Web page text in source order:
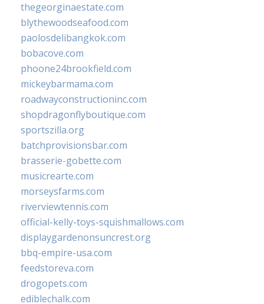
thegeorginaestate.com
blythewoodseafood.com
paolosdelibangkok.com
bobacove.com
phoone24brookfield.com
mickeybarmama.com
roadwayconstructioninc.com
shopdragonflyboutique.com
sportszilla.org
batchprovisionsbar.com
brasserie-gobette.com
musicrearte.com
morseysfarms.com
riverviewtennis.com
official-kelly-toys-squishmallows.com
displaygardenonsuncrest.org
bbq-empire-usa.com
feedstoreva.com
drogopets.com
ediblechalk.com